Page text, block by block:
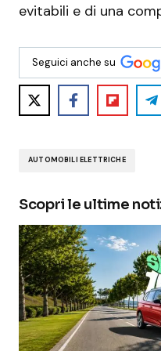
evitabili e di una
Seguici anche su
AUTOMOBILI ELETTRICHE
Scopri le ultime